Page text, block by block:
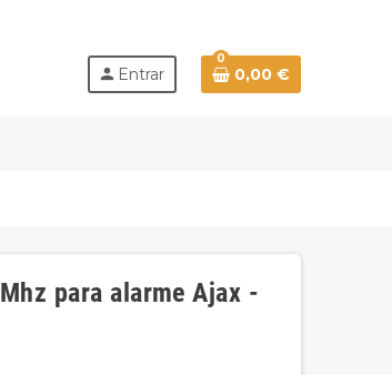
person Entrar
0
0,00 €
para alarme Ajax -